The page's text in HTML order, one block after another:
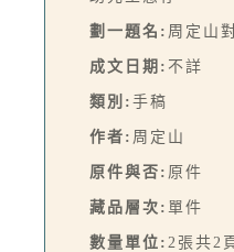
劃一題名: 周定山
成文日期: 不詳
類別: 手稿
作者: 周定山
原件與否: 原件
藏品層次: 單件
數量單位: 2張共2